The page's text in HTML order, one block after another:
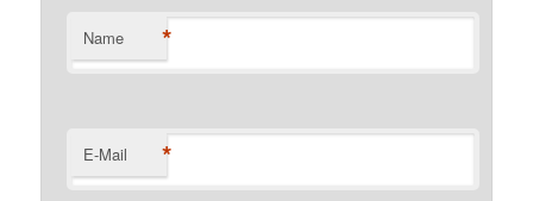
Name *
E-Mail *